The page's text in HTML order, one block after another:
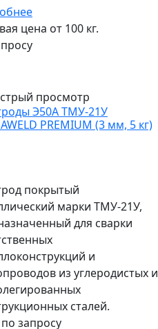
цена от 100 кг.
просмотр
Э50А ТМУ-21У
PREMIUM (3 мм, 5 кг)
покрытый
марки ТМУ-21У,
для сварки
и
из углеродистых и
сталей.
запросу